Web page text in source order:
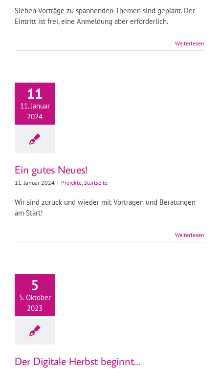
Sieben Vorträge zu spannenden Themen sind geplant. Der
Eintritt ist frei, eine Anmeldung aber erforderlich.
Weiterlesen
11
11. Januar
2024
Ein gutes Neues!
11. Januar 2024 | Projekte, Startseite
Wir sind zurück und wieder mit Vorträgen und Beratungen
am Start!
Weiterlesen
5
5. Oktober
2023
Der Digitale Herbst beginnt…